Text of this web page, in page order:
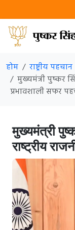
होम
राष्ट्रीय पहचान
मुख्यमंत्री पुष्कर
प्रभावशाली सफर
मुख्यमंत्री
राष्ट्रीय